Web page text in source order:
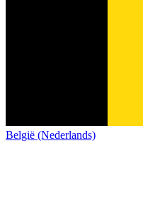
België (Nederlands)